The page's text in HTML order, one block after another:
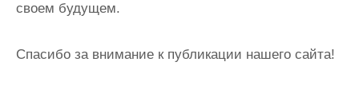
своем будущем.
Спасибо за внимание к публикации нашего сайта!